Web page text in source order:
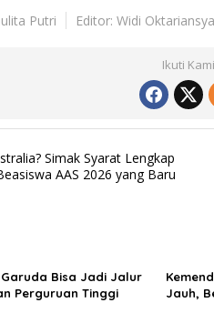
Putri Editor: Widi
Ikuti Kami
Simak Syarat Lengkap
AAS 2026 yang Baru
Bisa Jadi Jalur
Perguruan Tinggi
Jauh,